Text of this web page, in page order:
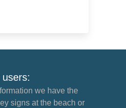
we have the
signs at the beach or